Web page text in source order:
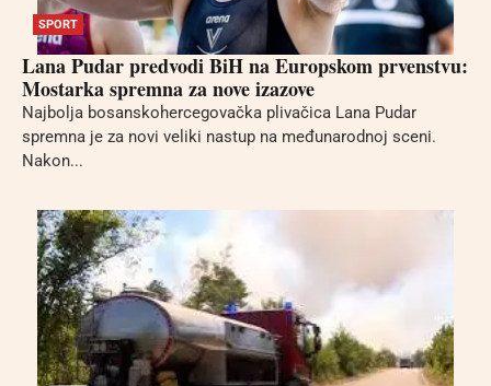
SPORT
Lana Pudar predvodi BiH na Europskom prvenstvu:
Mostarka spremna za nove izazove
Najbolja bosanskohercegovačka plivačica Lana Pudar
spremna je za novi veliki nastup na međunarodnoj sceni.
Nakon...